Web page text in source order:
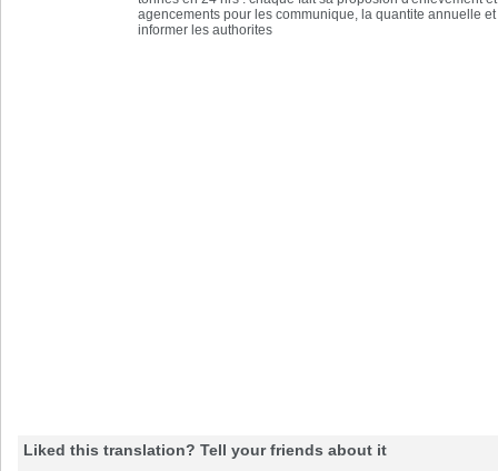
agencements pour les communique, la quantite annuelle
informer les authorites
Liked this translation? Tell your friends about it